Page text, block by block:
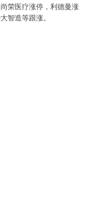
荣医疗涨停，利德曼涨
智造等跟涨。